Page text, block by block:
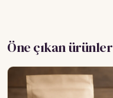
Öne çıkan ürünler